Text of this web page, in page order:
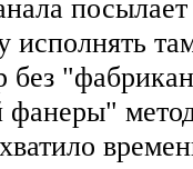
исполнять
без